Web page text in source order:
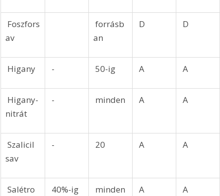
Foszfors
av
forrásb
an
D D
Higany - 50-ig A A
Higany-
nitrát
- minden A A
Szalicil
sav
- 20 A A
Salétro
40%-ig minden A A